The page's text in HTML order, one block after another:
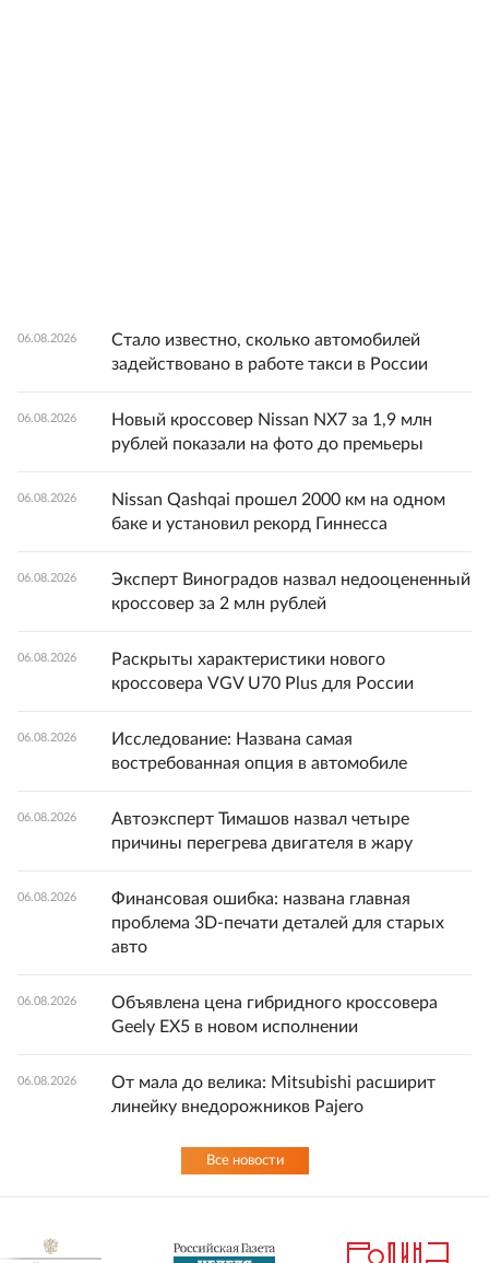
06.08.2026
Стало известно, сколько автомобилей
задействовано в работе такси в России
06.08.2026
Новый кроссовер Nissan NX7 за 1,9 млн
рублей показали на фото до премьеры
06.08.2026
Nissan Qashqai прошел 2000 км на одном
баке и установил рекорд Гиннесса
06.08.2026
Эксперт Виноградов назвал недооцененный
кроссовер за 2 млн рублей
06.08.2026
Раскрыты характеристики нового
кроссовера VGV U70 Plus для России
06.08.2026
Исследование: Названа самая
востребованная опция в автомобиле
06.08.2026
Автоэксперт Тимашов назвал четыре
причины перегрева двигателя в жару
06.08.2026
Финансовая ошибка: названа главная
проблема 3D-печати деталей для старых
авто
06.08.2026
Объявлена цена гибридного кроссовера
Geely EX5 в новом исполнении
06.08.2026
От мала до велика: Mitsubishi расширит
линейку внедорожников Pajero
Все новости